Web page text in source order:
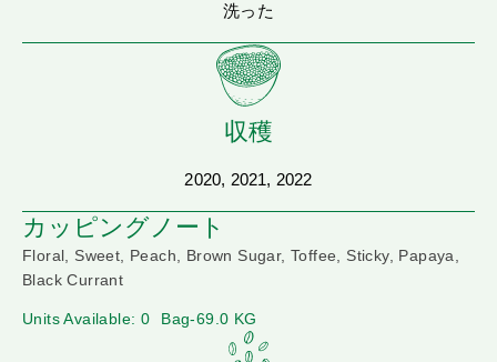
洗った
収穫
2020, 2021, 2022
カッピングノート
Floral, Sweet, Peach, Brown Sugar, Toffee, Sticky, Papaya,
Black Currant
Units Available: 0 Bag-69.0 KG